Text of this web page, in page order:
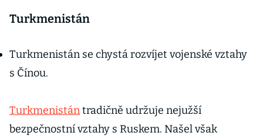
Turkmenistán
Turkmenistán se chystá rozvíjet vojenské vztahy
s Čínou.
Turkmenistántradičně udržuje nejužší
bezpečnostní vztahy s Ruskem. Našel však